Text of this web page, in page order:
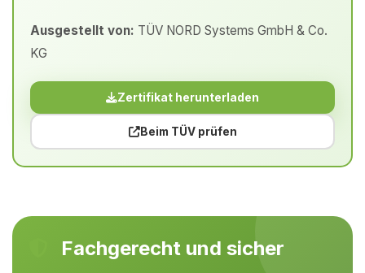
Ausgestellt von: TÜV NORD Systems GmbH & Co.
KG
Zertifikat herunterladen
Beim TÜV prüfen
Fachgerecht und sicher